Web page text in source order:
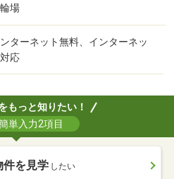
場
ターネット無料、インターネッ
対応
もっと知りたい！
単入力2項目
件を見学 したい